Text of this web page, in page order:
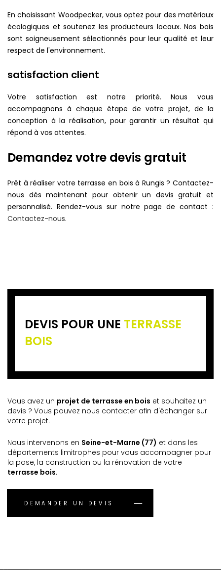
En choisissant Woodpecker, vous optez pour des matériaux
écologiques et soutenez les producteurs locaux. Nos bois
sont soigneusement sélectionnés pour leur qualité et leur
respect de l'environnement.
satisfaction client
Votre satisfaction est notre priorité. Nous vous
accompagnons à chaque étape de votre projet, de la
conception à la réalisation, pour garantir un résultat qui
répond à vos attentes.
Demandez votre devis gratuit
Prêt à réaliser votre terrasse en bois à Rungis ? Contactez-
nous dès maintenant pour obtenir un devis gratuit et
personnalisé. Rendez-vous sur notre page de contact :
Contactez-nous.
DEVIS POUR UNE TERRASSE
BOIS
Vous avez un projet de terrasse en bois et souhaitez un
devis ? Vous pouvez nous contacter afin d'échanger sur
votre projet.
Nous intervenons en Seine-et-Marne (77) et dans les
départements limitrophes pour vous accompagner pour
la pose, la construction ou la rénovation de votre
terrasse bois.
DEMANDER UN DEVIS